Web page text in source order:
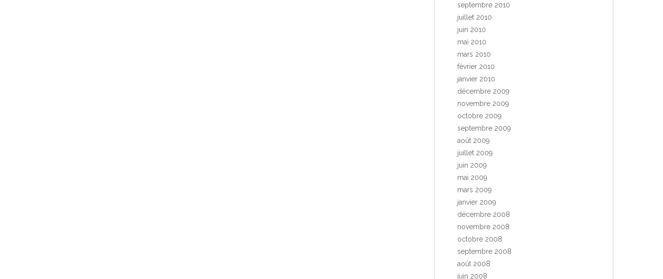
septembre 2010
juillet 2010
juin 2010
mai 2010
mars 2010
février 2010
janvier 2010
décembre 2009
novembre 2009
octobre 2009
septembre 2009
août 2009
juillet 2009
juin 2009
mai 2009
mars 2009
janvier 2009
décembre 2008
novembre 2008
octobre 2008
septembre 2008
août 2008
juin 2008